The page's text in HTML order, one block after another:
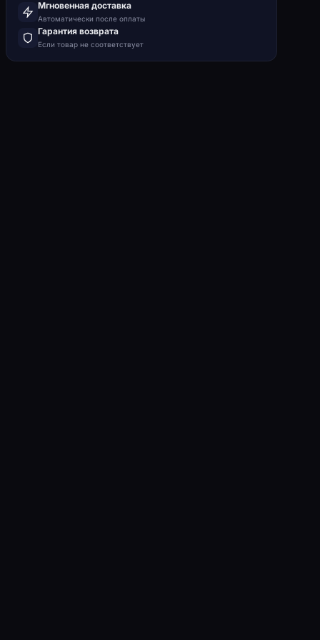
Мгновенная доставка
Автоматически после оплаты
Гарантия возврата
Если товар не соответствует